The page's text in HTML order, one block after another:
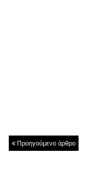
Προηγούμενο άρθρο